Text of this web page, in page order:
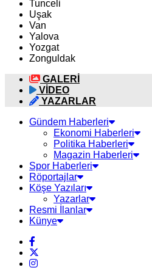
Tunceli
Uşak
Van
Yalova
Yozgat
Zonguldak
GALERİ
VİDEO
YAZARLAR
Gündem Haberleri
Ekonomi Haberleri
Politika Haberleri
Magazin Haberleri
Spor Haberleri
Röportajlar
Köşe Yazıları
Yazarlar
Resmi İlanlar
Künye